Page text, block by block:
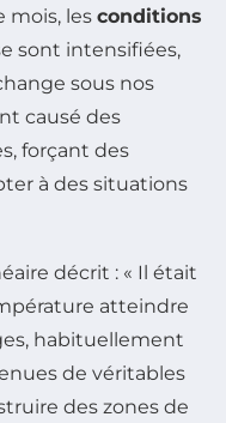
mois, les conditions
sont intensifiées,
sous nos
causé des
forçant des
à des situations
décrit : « Il était
atteindre
habituellement
de véritables
des zones de